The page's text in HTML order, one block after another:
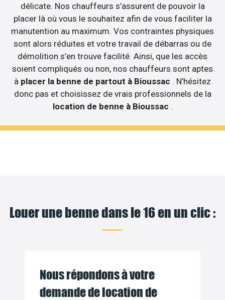
délicate. Nos chauffeurs s’assurent de pouvoir la
placer là où vous le souhaitez afin de vous faciliter la
manutention au maximum. Vos contraintes physiques
sont alors réduites et votre travail de débarras ou de
démolition s’en trouve facilité. Ainsi, que les accès
soient compliqués ou non, nos chauffeurs sont aptes
à placer la benne de partout à Bioussac . N’hésitez
donc pas et choisissez de vrais professionnels de la
location de benne à Bioussac .
Louer une benne dans le 16 en un clic :
Nous répondons à votre
demande de location de